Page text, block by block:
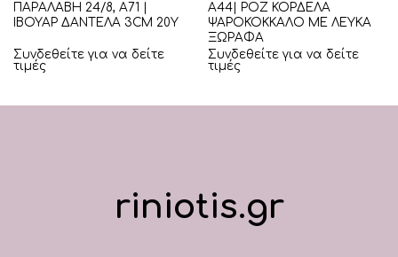
ΠΑΡΑΛΑΒΗ 24/8, Α71 |
ΙΒΟΥΑΡ ΔΑΝΤΕΛΑ 3CM 20Υ
Συνδεθείτε για να δείτε
τιμές
Α44| ΡΟΖ ΚΟΡΔΕΛΑ
ΨΑΡΟΚΟΚΚΑΛΟ ΜΕ ΛΕΥΚΑ
ΞΩΡΑΦΑ
Συνδεθείτε για να δείτε
τιμές
riniotis.gr